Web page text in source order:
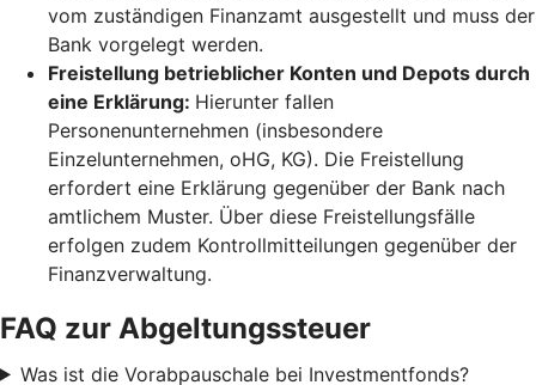
vom zuständigen Finanzamt ausgestellt und muss der
Bank vorgelegt werden.
Freistellung betrieblicher Konten und Depots durch
eine Erklärung: Hierunter fallen
Personenunternehmen (insbesondere
Einzelunternehmen, oHG, KG). Die Freistellung
erfordert eine Erklärung gegenüber der Bank nach
amtlichem Muster. Über diese Freistellungsfälle
erfolgen zudem Kontrollmitteilungen gegenüber der
Finanzverwaltung.
FAQ zur Abgeltungssteuer
Was ist die Vorabpauschale bei Investmentfonds?